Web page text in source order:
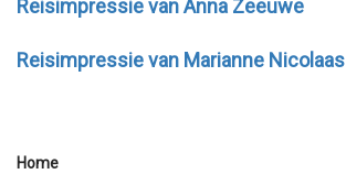
Reisimpressie van Anna Zeeuwe
Reisimpressie van Marianne Nicolaas
Home